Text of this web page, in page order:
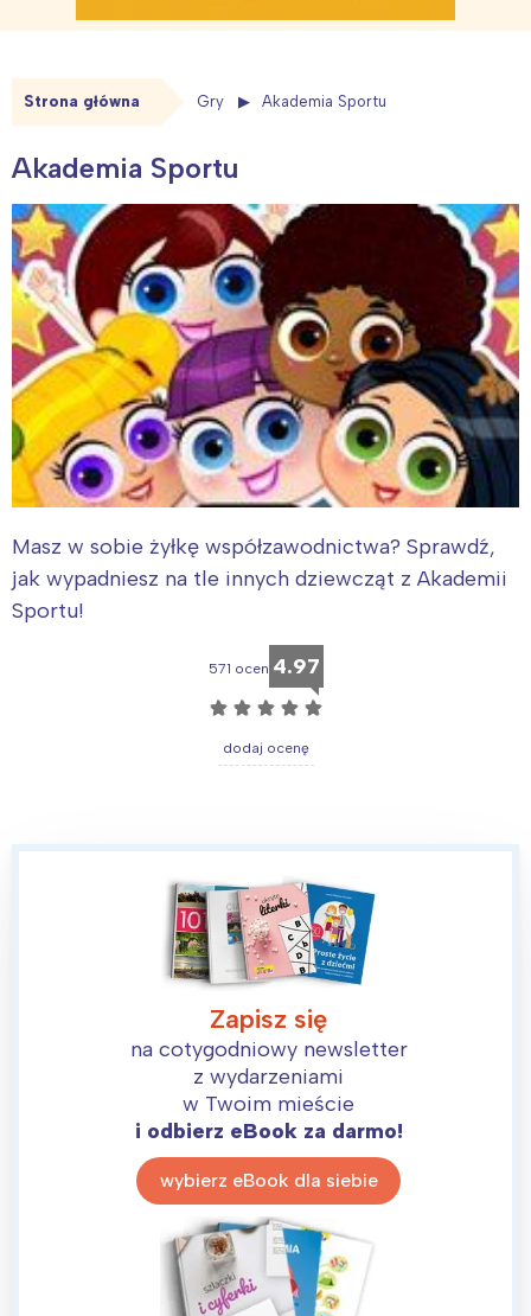
Strona główna Gry Akademia Sportu
Akademia Sportu
Masz w sobie żyłkę współzawodnictwa? Sprawdź,
jak wypadniesz na tle innych dziewcząt z Akademii
Sportu!
571 ocen 4.97
☆ ☆ ☆ ☆ ☆
dodaj ocenę
Zapisz się
na cotygodniowy newsletter
z wydarzeniami
w Twoim mieście
i odbierz eBook za darmo!
wybierz eBook dla siebie